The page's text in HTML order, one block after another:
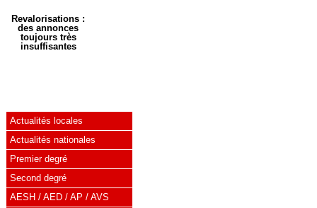
Revalorisations :
des annonces
toujours très
insuffisantes
Actualités locales
Actualités nationales
Premier degré
Second degré
AESH / AED / AP / AVS